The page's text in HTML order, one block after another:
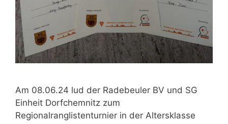
Am 08.06.24 lud der Radebeuler BV und SG
Einheit Dorfchemnitz zum
Regionalranglistenturnier in der Altersklasse